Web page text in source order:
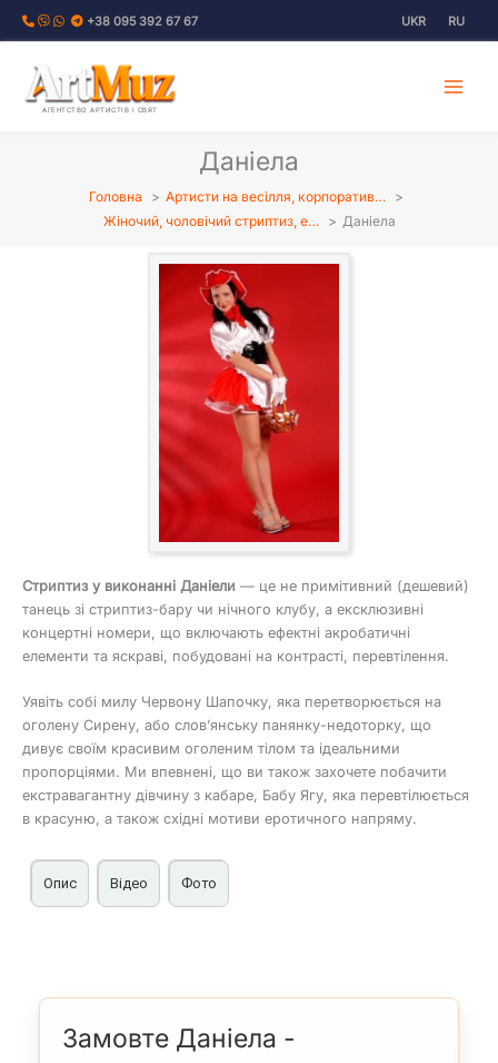
Перейти
+38 095 392 67 67 UKR RU
АГЕНТСТВО АРТИСТІВ І СВЯТ
Даніела
Головна
Артисти на весілля, корпоратив…
Жіночий, чоловічий стриптиз, е…
Даніела
Стриптиз у виконанні Даніели — це не примітивний (дешевий)
танець зі стриптиз-бару чи нічного клубу, а ексклюзивні
концертні номери, що включають ефектні акробатичні
елементи та яскраві, побудовані на контрасті, перевтілення.
Уявіть собі милу Червону Шапочку, яка перетворюється на
оголену Сирену, або слов’янську панянку-недоторку, що
дивує своїм красивим оголеним тілом та ідеальними
пропорціями. Ми впевнені, що ви також захочете побачити
екстравагантну дівчину з кабаре, Бабу Ягу, яка перевтілюється
в красуню, а також східні мотиви еротичного напряму.
Опис Відео Фото
дівич-вечори), а й на корпоративні свята. Ми
неодноразово запрошували танцівницю на масштабні
Замовте Даніела -